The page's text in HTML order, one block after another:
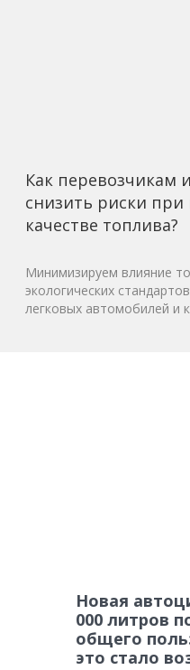
Как перевозчикам
снизить риски при
качестве топлива?
Минимизируем влияние
экологических
легковых автомобилей и
Новая
000 литров
общего
это стало